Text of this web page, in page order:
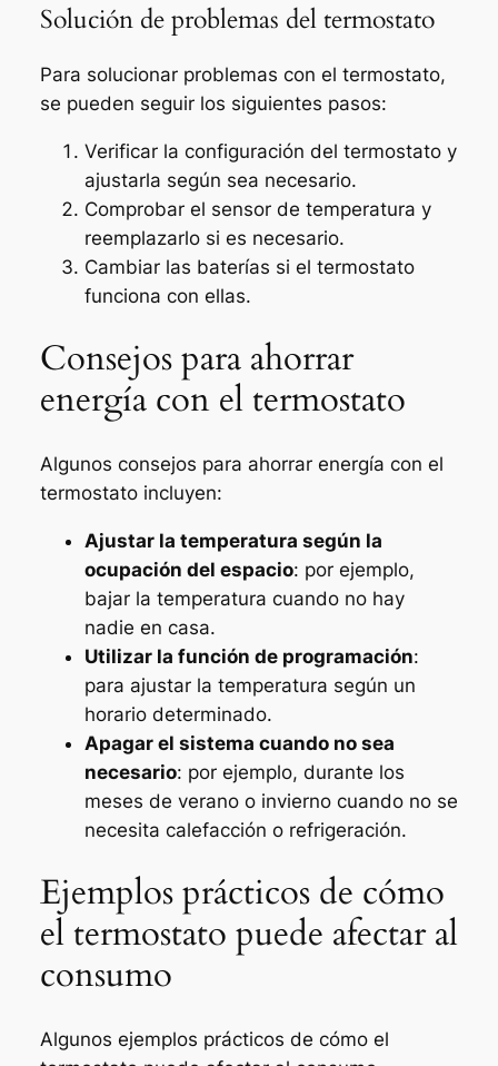
Solución de problemas del termostato
Para solucionar problemas con el termostato,
se pueden seguir los siguientes pasos:
Verificar la configuración del termostato y
ajustarla según sea necesario.
Comprobar el sensor de temperatura y
reemplazarlo si es necesario.
Cambiar las baterías si el termostato
funciona con ellas.
Consejos para ahorrar
energía con el termostato
Algunos consejos para ahorrar energía con el
termostato incluyen:
Ajustar la temperatura según la
ocupación del espacio: por ejemplo,
bajar la temperatura cuando no hay
nadie en casa.
Utilizar la función de programación:
para ajustar la temperatura según un
horario determinado.
Apagar el sistema cuando no sea
necesario: por ejemplo, durante los
meses de verano o invierno cuando no se
necesita calefacción o refrigeración.
Ejemplos prácticos de cómo
el termostato puede afectar al
consumo
Algunos ejemplos prácticos de cómo el